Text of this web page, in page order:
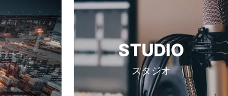
STUDIO
スタジオ